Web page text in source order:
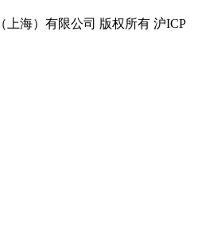
上海）有限公司 版权所有 沪ICP